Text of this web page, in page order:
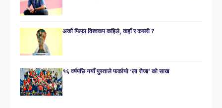
अर्को फिफा विश्वकप कहिले, कहाँ र कसरी ?
१६ वर्षपछि नयाँ पुस्ताले फर्कायो ‘ला रोजा’ को साख